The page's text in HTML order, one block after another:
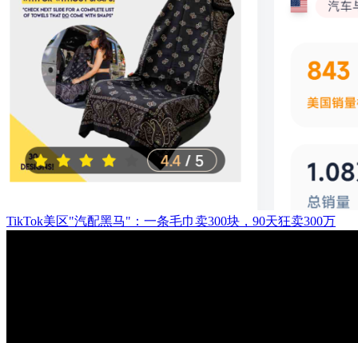
TikTok美区"汽配黑马"：一条毛巾卖300块，90天狂卖300万